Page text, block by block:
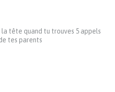
tête quand tu trouves 5 appels
tes parents